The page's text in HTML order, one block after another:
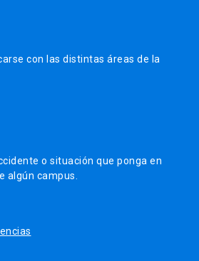
con las distintas áreas de la
o situación que ponga en
algún campus.